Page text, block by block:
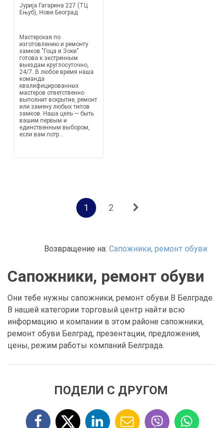
Јурија Гагарина 227 (ТЦ
Ењуб), Нови Београд
Мастерская по
изготовлению и ремонту
замков "Гоца и Зоки"
готова к экстренным
выездам круглосуточно,
24/7. В любое время наша
команда
квалифицированных
мастеров ответственно
выполнит вскрытие, ремонт
или замену любых типов
замков. Наша цель — быть
вашим первым и
единственным выбором,
если вам потр...
1 2
Возвращение на: Сапожники, ремонт обуви
Сапожники, ремонт обуви
Они тебе нужны сапожники, ремонт обуви В Белграде.
В нашей категории торговый центр найти всю
информацию и компании в этом районе сапожники,
ремонт обуви Белград, презентации, предложения,
цены, режим работы компаний Белграда.
ПОДЕЛИ С ДРУГОМ